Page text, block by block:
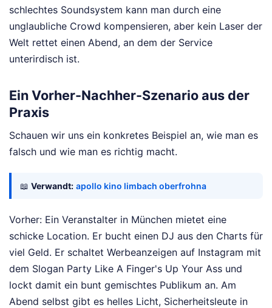
schlechtes Soundsystem kann man durch eine
unglaubliche Crowd kompensieren, aber kein Laser der
Welt rettet einen Abend, an dem der Service
unterirdisch ist.
Ein Vorher-Nachher-Szenario aus der
Praxis
Schauen wir uns ein konkretes Beispiel an, wie man es
falsch und wie man es richtig macht.
📖 Verwandt: apollo kino limbach oberfrohna
Vorher: Ein Veranstalter in München mietet eine
schicke Location. Er bucht einen DJ aus den Charts für
viel Geld. Er schaltet Werbeanzeigen auf Instagram mit
dem Slogan Party Like A Finger's Up Your Ass und
lockt damit ein bunt gemischtes Publikum an. Am
Abend selbst gibt es helles Licht, Sicherheitsleute in